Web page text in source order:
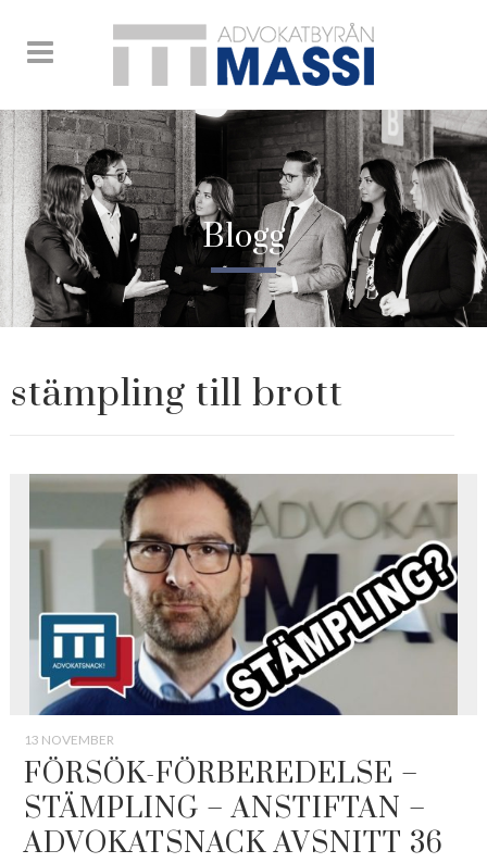
Blogg
stämpling till brott
13 NOVEMBER
FÖRSÖK-FÖRBEREDELSE –
STÄMPLING – ANSTIFTAN –
ADVOKATSNACK AVSNITT 36